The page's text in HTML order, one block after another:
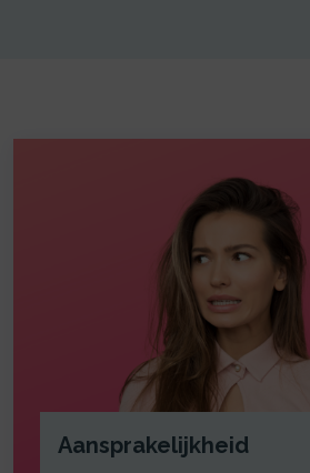
Aansprakelijkheid